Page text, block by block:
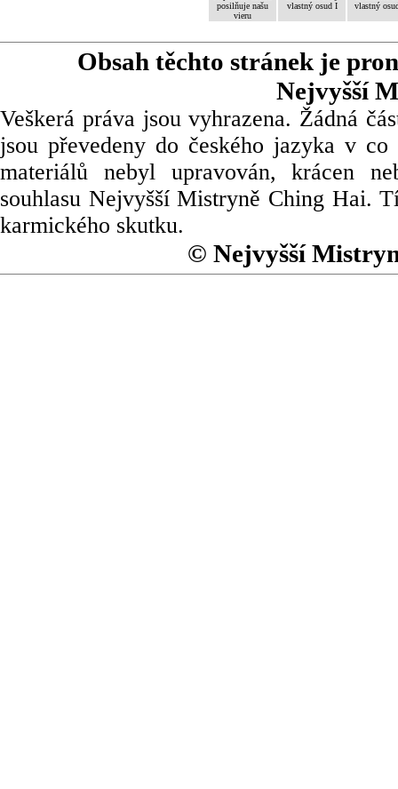
posilňuje našu
vieru
vlastný osud I
vlastný
Obsah těchto stránek je
Nejvyšší
Veškerá práva jsou vyhrazena. Žádná
jsou převedeny do českého jazyka v
materiálů nebyl upravován, krácen
souhlasu Nejvyšší Mistryně Ching Hai.
karmického skutku.
© Nejvyšší